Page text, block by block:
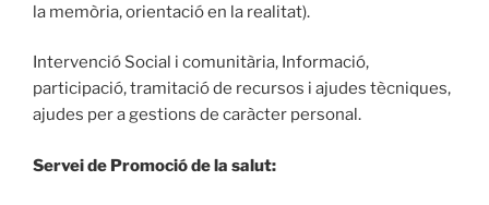
la memòria, orientació en la realitat).
Intervenció Social i comunitària, Informació,
participació, tramitació de recursos i ajudes tècniques,
ajudes per a gestions de caràcter personal.
Servei de Promoció de la salut: